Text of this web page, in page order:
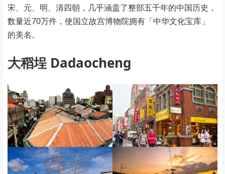
宋、元、明、清四朝，几乎涵盖了整部五千年的中国历史，
数量近70万件，使国立故宫博物院拥有「中华文化宝库」
的美名。
大稻埕 Dadaocheng